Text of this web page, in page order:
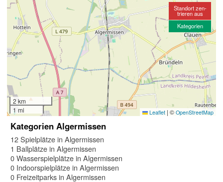
2 km
1 mi
Leaflet | © OpenStreetMap
Standort zen-
trieren aus
Kategorien
Kategorien Algermissen
12 Spielplätze in Algermissen
1 Ballplätze in Algermissen
0 Wasserspielplätze in Algermissen
0 Indoorspielplätze in Algermissen
0 Freizeitparks in Algermissen